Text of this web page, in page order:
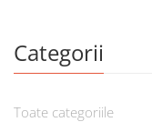
Categorii
Toate categoriile